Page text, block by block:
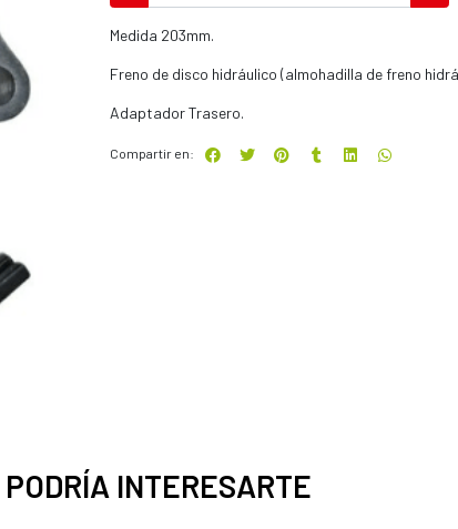
Medida 203mm.
Freno de disco hidráulico (almohadilla de freno
Adaptador Trasero.
Compartir en:
INTERESARTE